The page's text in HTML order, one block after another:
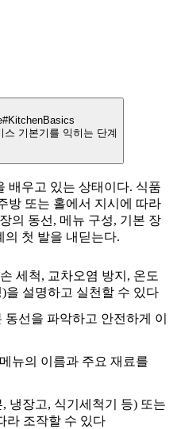
#KitchenBasics
기본기를 익히는 단계
배우고 있는 상태이다. 식품
방 또는 홀에서 지시에 따라
의 동선, 메뉴 구성, 기본 장
의 첫 발을 내딛는다.
세척, 교차오염 방지, 온도
을 설명하고 실천할 수 있다
선을 파악하고 안전하게 이
뉴의 이름과 주요 재료를
냉장고, 식기세척기 등) 또는
라 조작할 수 있다